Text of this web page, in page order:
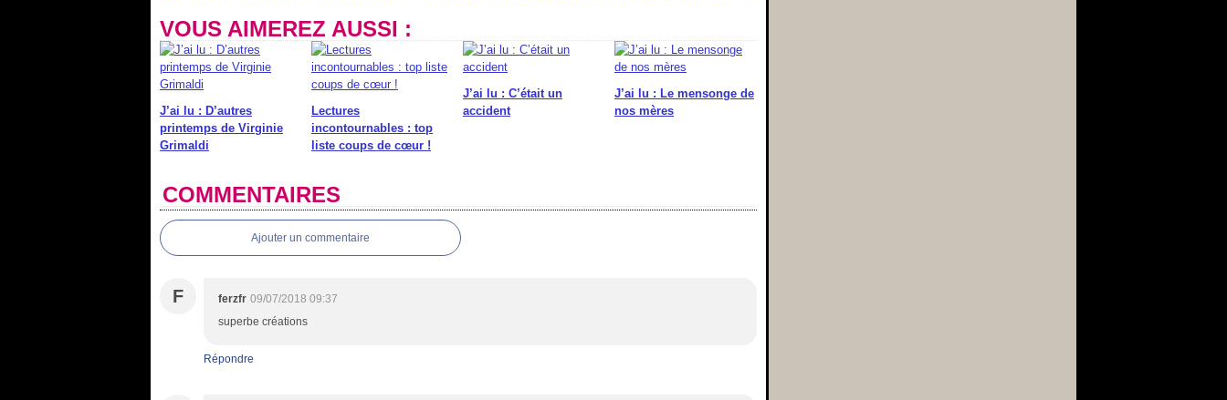
VOUS AIMEREZ AUSSI :
J’ai lu : D’autres
printemps de Virginie
Grimaldi
Lectures
incontournables : top
liste coups de cœur !
J’ai lu : C’était un
accident
J’ai lu : Le mensonge de
nos mères
COMMENTAIRES
Ajouter un commentaire
F ferzfr 09/07/2018 09:37
superbe créations
Répondre